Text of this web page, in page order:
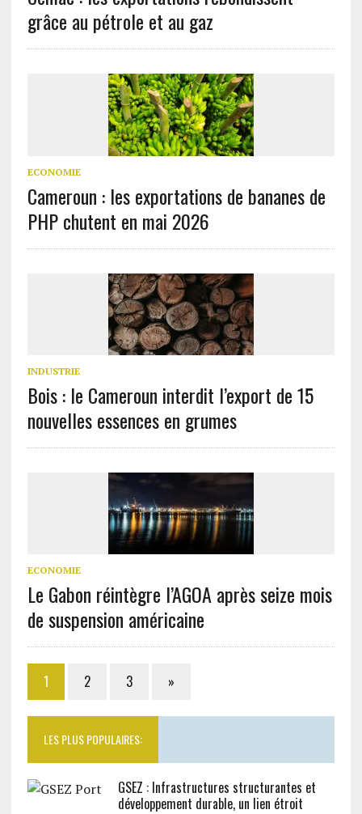
grâce au pétrole et au gaz
ECONOMIE
Cameroun : les exportations de bananes de
PHP chutent en mai 2026
INDUSTRIE
Bois : le Cameroun interdit l’export de 15
nouvelles essences en grumes
ECONOMIE
Le Gabon réintègre l’AGOA après seize mois
de suspension américaine
1 2 3 »
LES PLUS POPULAIRES:
GSEZ : Infrastructures structurantes et
développement durable, un lien étroit